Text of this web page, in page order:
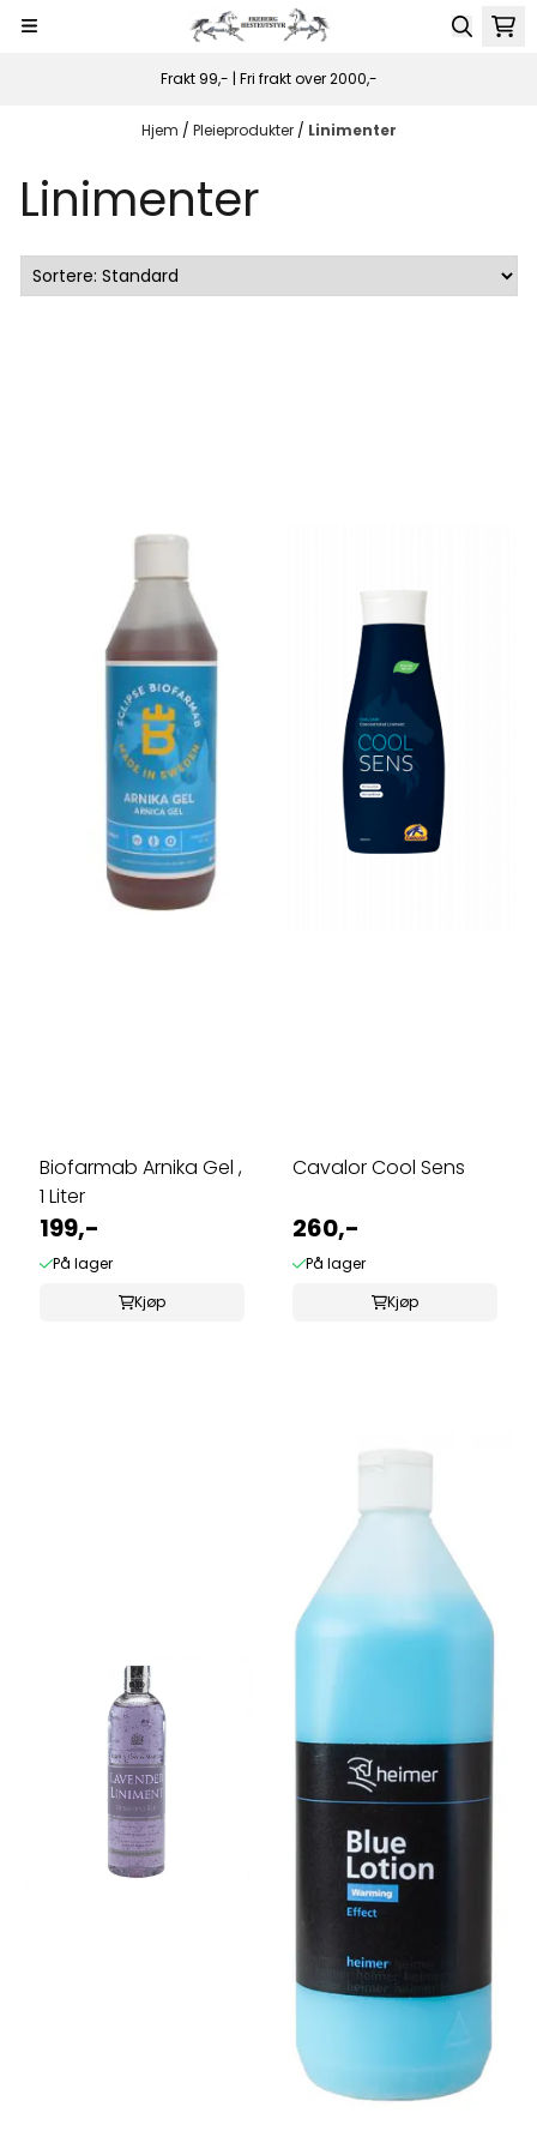
Hopp til innhold
Frakt 99,- | Fri frakt over 2000,-
Hjem / Pleieprodukter / Linimenter
Linimenter
Biofarmab Arnika Gel ,
1 Liter
199,-
På lager
Kjøp
Cavalor Cool Sens
260,-
På lager
Kjøp